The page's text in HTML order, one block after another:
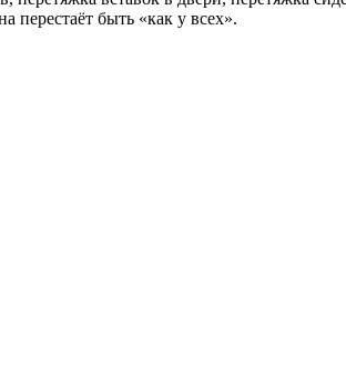
быть «как у всех».